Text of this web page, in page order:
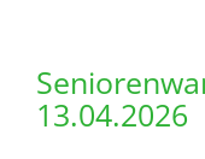
13.04.2026